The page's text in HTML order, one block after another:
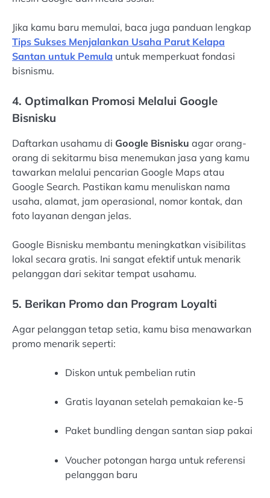
Jika kamu baru memulai, baca juga panduan lengkap
Tips Sukses Menjalankan Usaha Parut Kelapa
Santan untuk Pemula untuk memperkuat fondasi
bisnismu.
4. Optimalkan Promosi Melalui Google
Bisnisku
Daftarkan usahamu di Google Bisnisku agar orang-
orang di sekitarmu bisa menemukan jasa yang kamu
tawarkan melalui pencarian Google Maps atau
Google Search. Pastikan kamu menuliskan nama
usaha, alamat, jam operasional, nomor kontak, dan
foto layanan dengan jelas.
Google Bisnisku membantu meningkatkan visibilitas
lokal secara gratis. Ini sangat efektif untuk menarik
pelanggan dari sekitar tempat usahamu.
5. Berikan Promo dan Program Loyalti
Agar pelanggan tetap setia, kamu bisa menawarkan
promo menarik seperti:
Diskon untuk pembelian rutin
Gratis layanan setelah pemakaian ke-5
Paket bundling dengan santan siap pakai
Voucher potongan harga untuk referensi
pelanggan baru